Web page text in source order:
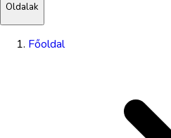
Oldalak
Főoldal